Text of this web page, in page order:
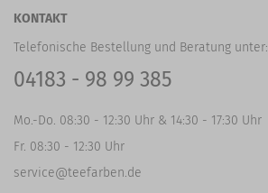
KONTAKT
Telefonische Bestellung und Beratung unter:
04183 - 98 99 385
Mo.-Do. 08:30 - 12:30 Uhr & 14:30 - 17:30 Uhr
Fr. 08:30 - 12:30 Uhr
service@teefarben.de